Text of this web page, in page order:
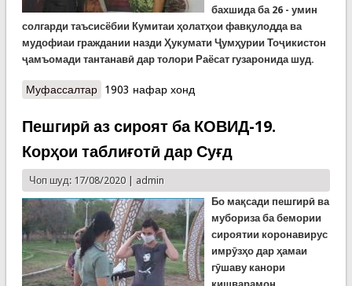
бахшида ба 26 - умин
солгарди таъсисёбии Кумитаи ҳолатҳои фавқулодда ва
мудофиаи граждании назди Ҳукумати Ҷумҳурии Тоҷикистон
ҷамъомади тантанавӣ дар толори Раёсат гузаронида шуд.
Муфассалтаро Тантанҳо дар Хатлон бахшида ба рузи
1903 нафар хонд
Пешгирӣ аз сироят ба КОВИД-19.
Корҳои таблиғотӣ дар Суғд
Чоп шуд: 17/08/2020 | admin
Бо мақсади пешгирӣ ва
мубориза ба бемории
сироятии коронавирус
имрӯзҳо дар ҳамаи
гӯшаву канори